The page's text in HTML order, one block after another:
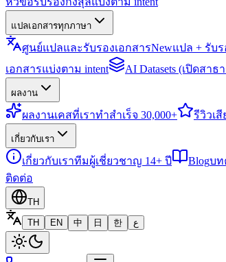
แปลเอกสารทุกภาษา
ศูนย์แปลและรับรองเอกสารNewแปล + รับ
เอกสารแบ่งตาม intent
AI Datasets (เปิดสา
ผลงาน
ผลงานเคสที่เราทำสำเร็จ 30,000+ รีวิวเ
เกี่ยวกับเรา
เกี่ยวกับเราทีมผู้เชี่ยวชาญ 14+ ปี Blogบท
ติดต่อ
TH
TH
EN 中 日 한 ع